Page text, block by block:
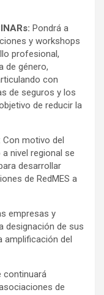
Pondrá a
y workshops
profesional,
de género,
con
de seguros y los
de reducir la
Con motivo del
nivel regional se
desarrollar
de RedMES a
empresas y
designación de sus
amplificación del
continuará
de